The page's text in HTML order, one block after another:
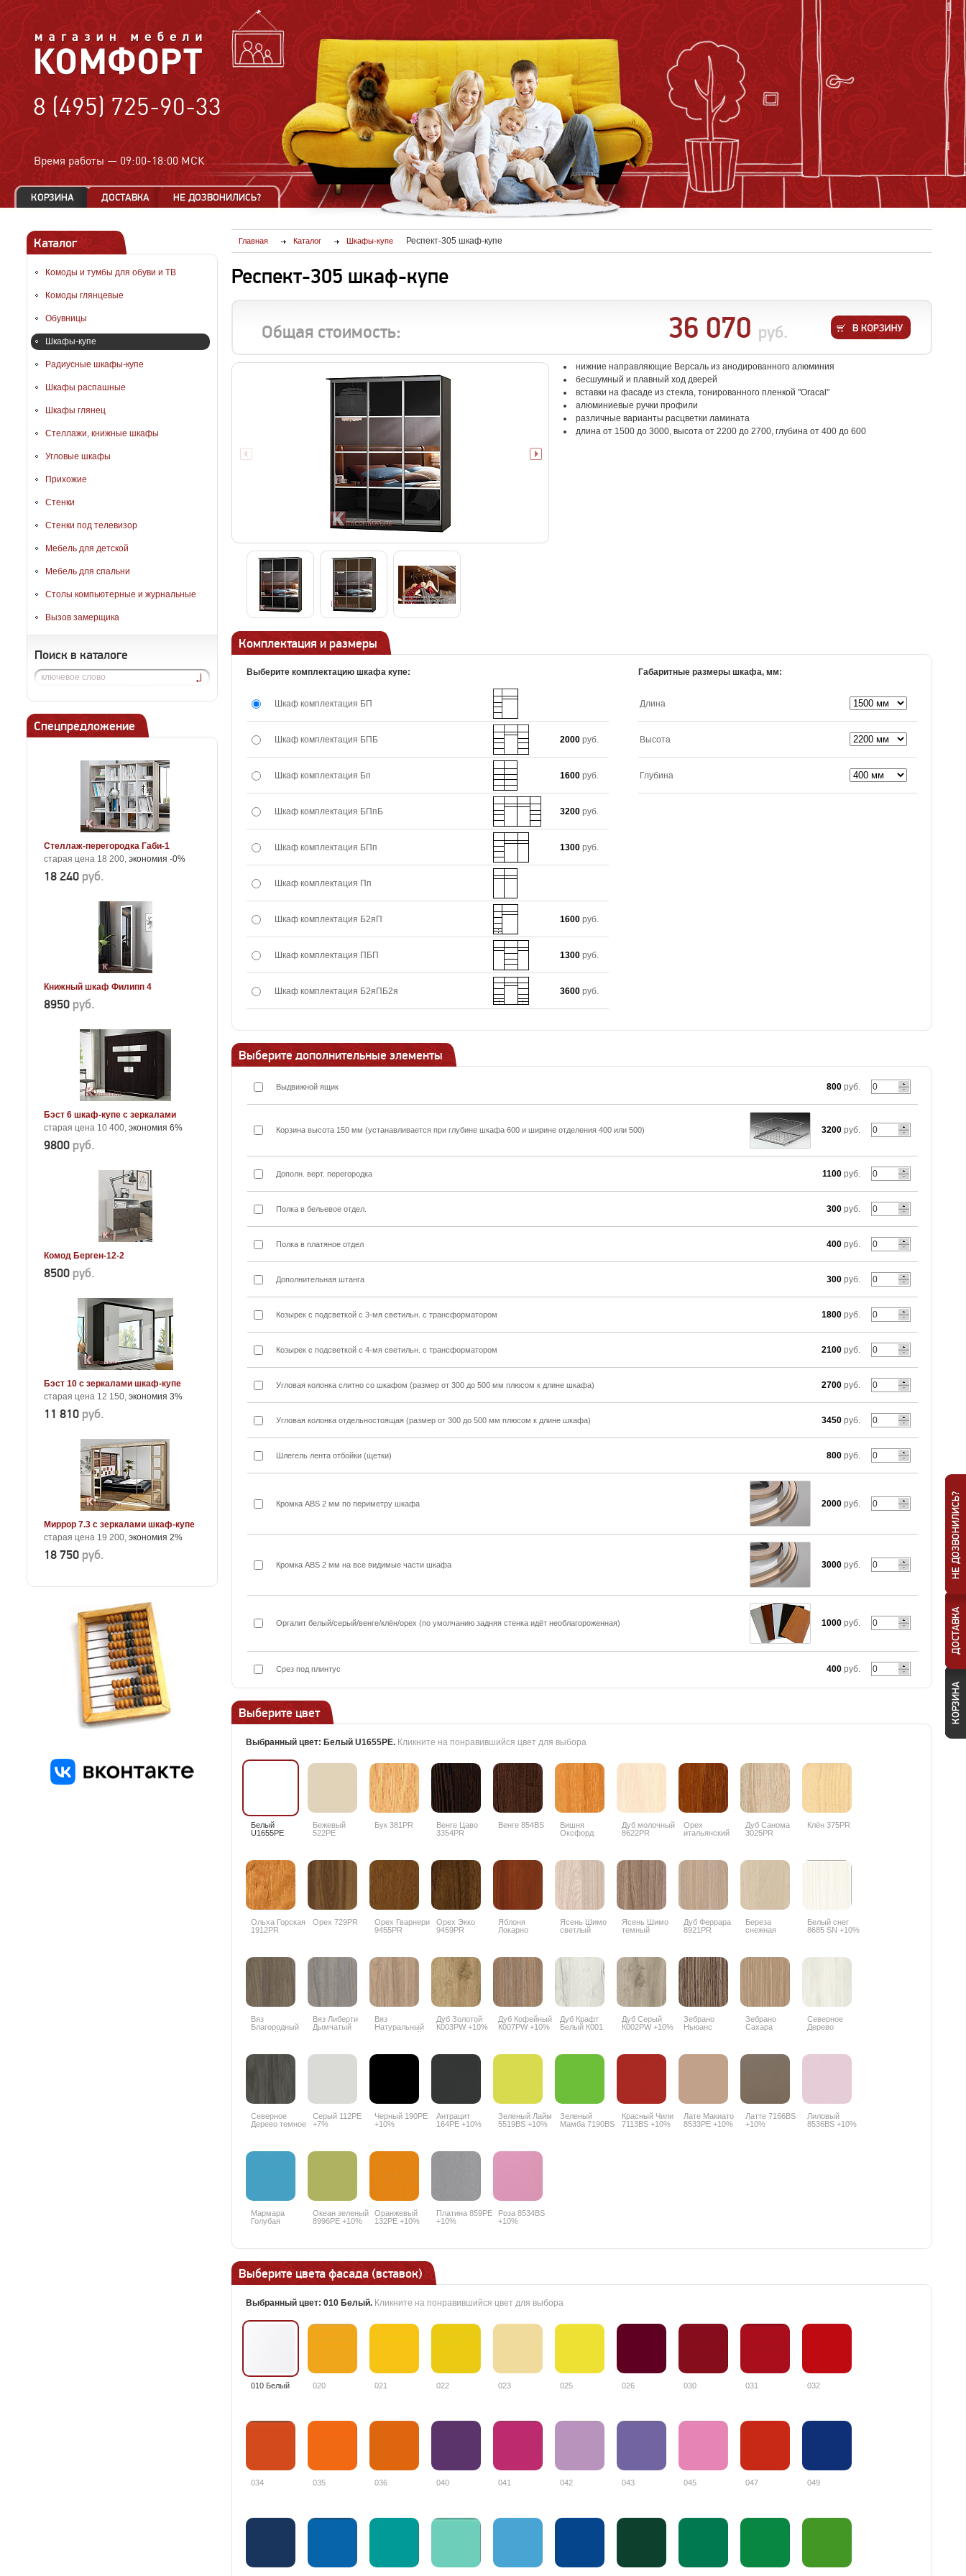
8 (495) 725-90-33
Время работы — 09:00-18:00 МСК
Каталог
Комоды и тумбы для обуви и ТВ
Комоды глянцевые
Обувницы
Шкафы-купе
Радиусные шкафы-купе
Шкафы распашные
Шкафы глянец
Стеллажи, книжные шкафы
Угловые шкафы
Прихожие
Стенки
Стенки под телевизор
Мебель для детской
Мебель для спальни
Столы компьютерные и журнальные
Вызов замерщика
Поиск в каталоге
Спецпредложение
Стеллаж-перегородка Габи-1
старая цена 18 200, экономия -0%
18 240 руб.
Книжный шкаф Филипп 4
8950 руб.
Бэст 6 шкаф-купе с зеркалами
старая цена 10 400, экономия 6%
9800 руб.
Комод Берген-12-2
8500 руб.
Бэст 10 с зеркалами шкаф-купе
старая цена 12 150, экономия 3%
11 810 руб.
Миррор 7.3 с зеркалами шкаф-купе
старая цена 19 200, экономия 2%
18 750 руб.
Главная Каталог Шкафы-купе Респект-305 шкаф-купе
Респект-305 шкаф-купе
Общая стоимость: 36 070 руб.
нижние направляющие Версаль из анодированного алюминия
бесшумный и плавный ход дверей
вставки на фасаде из стекла, тонированного пленкой "Oracal"
алюминиевые ручки профили
различные варианты расцветки ламината
длина от 1500 до 3000, высота от 2200 до 2700, глубина от 400 до 600
Комплектация и размеры
Выберите комплектацию шкафа купе:
Шкаф комплектация БП
Шкаф комплектация БПБ 2000 руб.
Шкаф комплектация Бп 1600 руб.
Шкаф комплектация БПпБ 3200 руб.
Шкаф комплектация БПп 1300 руб.
Шкаф комплектация Пп
Шкаф комплектация Б2яП 1600 руб.
Шкаф комплектация ПБП 1300 руб.
Шкаф комплектация Б2яПБ2я 3600 руб.
Габаритные размеры шкафа, мм:
Длина
Высота
Глубина
Выберите дополнительные элементы
Выдвижной ящик 800 руб.
Корзина высота 150 мм (устанавливается при глубине шкафа 600 и ширине отделения 400 или 500) 3200 руб.
Дополн. верт. перегородка 1100 руб.
Полка в бельевое отдел. 300 руб.
Полка в платяное отдел 400 руб.
Дополнительная штанга 300 руб.
Козырек с подсветкой с 3-мя светильн. с трансформатором 1800 руб.
Козырек с подсветкой с 4-мя светильн. с трансформатором 2100 руб.
Угловая колонка слитно со шкафом (размер от 300 до 500 мм плюсом к длине шкафа) 2700 руб.
Угловая колонка отдельностоящая (размер от 300 до 500 мм плюсом к длине шкафа) 3450 руб.
Шлегель лента отбойки (щетки) 800 руб.
Кромка ABS 2 мм по периметру шкафа 2000 руб.
Кромка ABS 2 мм на все видимые части шкафа 3000 руб.
Оргалит белый/серый/венге/клён/орех (по умолчанию задняя стенка идёт необлагороженная) 1000 руб.
Срез под плинтус 400 руб.
Выберите цвет
Выбранный цвет: Белый U1655PE. Кликните на понравившийся цвет для выбора
Белый
U1655PE
Бежевый
522PE
Бук 381PR
Венге Цаво
3354PR
Венге 854BS
Вишня
Оксфорд
Дуб молочный
8622PR
Орех
итальянский
Дуб Санома
3025PR
Клён 375PR
Ольха Горская
1912PR
Орех 729PR
Орех Гварнери
9455PR
Орех Экко
9459PR
Яблоня
Локарно
Ясень Шимо
светлый
Ясень Шимо
темный
Дуб Феррара
8921PR
Береза
снежная
Белый снег
8685 SN +10%
Вяз
Благородный
темный
Вяз Либерти
Дымчатый
Вяз
Натуральный
благородный
Дуб Золотой
К003PW +10%
Дуб Кофейный
К007PW +10%
Дуб Крафт
Белый К001
Дуб Серый
К002PW +10%
Зебрано
Ньюанс
Зебрано
Сахара
Северное
Дерево
Северное
Дерево темное
Серый 112PE
+7%
Черный 190PE
+10%
Антрацит
164PE +10%
Зеленый Лайм
5519BS +10%
Зеленый
Мамба 7190BS
Красный Чили
7113BS +10%
Лате Макиато
8533PE +10%
Латте 7166BS
+10%
Лиловый
8536BS +10%
Мармара
Голубая
Океан зеленый
8996PE +10%
Оранжевый
132PE +10%
Платина 859PE
+10%
Роза 8534BS
+10%
Выберите цвета фасада (вставок)
Выбранный цвет: 010 Белый. Кликните на понравившийся цвет для выбора
010 Белый 020 021 022 023 025 026 030 031 032
034 035 036 040 041 042 043 045 047 049